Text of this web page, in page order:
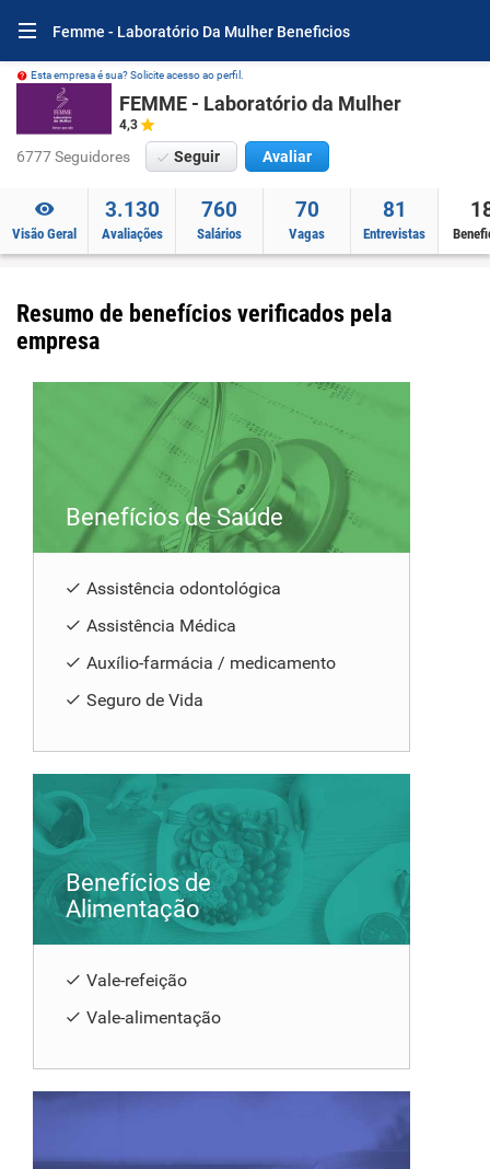
Femme - Laboratório Da Mulher Beneficios
Esta empresa é sua? Solicite acesso ao perfil.
FEMME - Laboratório da Mulher
4,3
6777 Seguidores Seguir Avaliar
Visão Geral
3.130
Avaliações
760
Salários
70
Vagas
81
Entrevistas
Resumo de benefícios verificados pela
empresa
Benefícios de Saúde
Assistência odontológica
Assistência Médica
Auxílio-farmácia / medicamento
Seguro de Vida
Benefícios de
Alimentação
Vale-refeição
Vale-alimentação